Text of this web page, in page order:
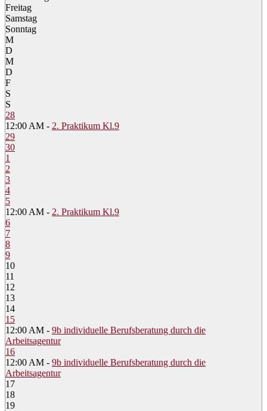
Freitag
Samstag
Sonntag
M
D
M
D
F
S
S
28
12:00 AM - 2. Praktikum Kl.9
29
30
1
2
3
4
5
12:00 AM - 2. Praktikum Kl.9
6
7
8
9
10
11
12
13
14
15
12:00 AM - 9b individuelle Berufsberatung durch die
Arbeitsagentur
16
12:00 AM - 9b individuelle Berufsberatung durch die
Arbeitsagentur
17
18
19